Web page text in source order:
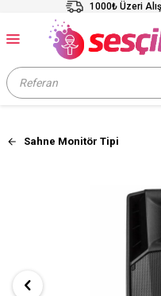
1000₺ Üzeri
Sahne Monitör Tipi